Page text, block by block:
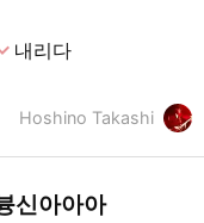
내리다
Hoshino Takashi
신아아아